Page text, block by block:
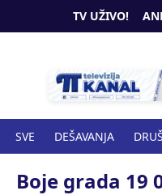
TV UŽIVO!
SVE DEŠAVANJA
SPORT ZANIMLJIVOSTI
Boje grada 19